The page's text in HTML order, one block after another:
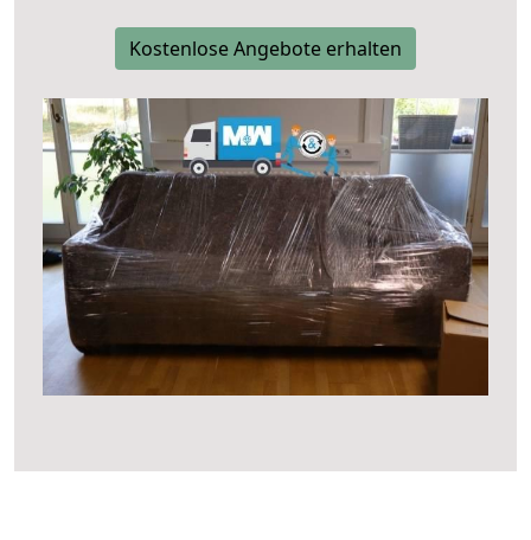
Kostenlose Angebote erhalten